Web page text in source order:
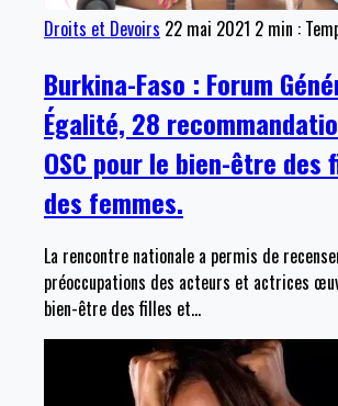
Droits et Devoirs 22 mai 2021 2 min :
Burkina-Faso : Forum
Égalité, 28
OSC pour le bien-être des
des femmes.
La rencontre nationale a permis de
préoccupations des acteurs et actrices
bien-être des filles et…